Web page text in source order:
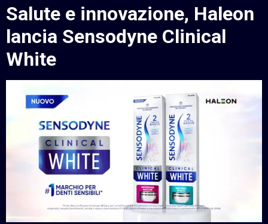
Salute e innovazione, Haleon
lancia Sensodyne Clinical
White